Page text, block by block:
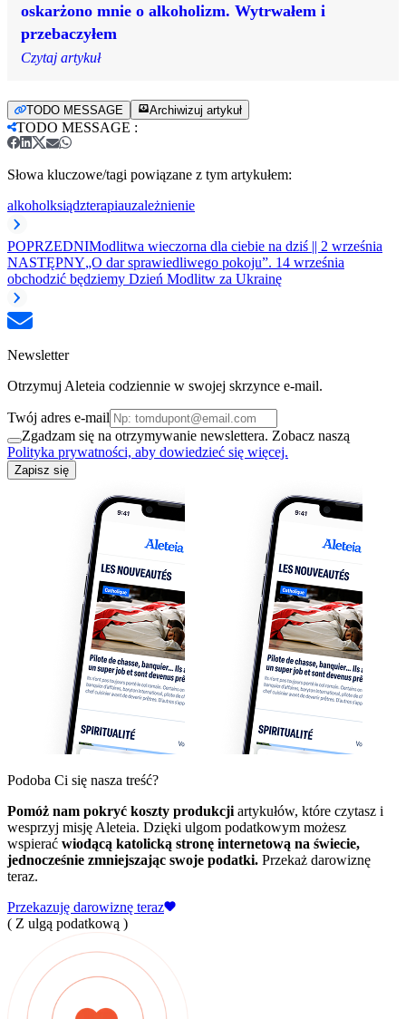
oskarżono mnie o alkoholizm. Wytrwałem i
przebaczyłem
Czytaj artykuł
TODO MESSAGE Archiwizuj artykuł
TODO MESSAGE :
Słowa kluczowe/tagi powiązane z tym artykułem:
alkoholksiądzterapiauzależnienie
POPRZEDNIModlitwa wieczorna dla ciebie na dziś || 2 września
NASTĘPNY„O dar sprawiedliwego pokoju”. 14 września
obchodzić będziemy Dzień Modlitw za Ukrainę
Newsletter
Otrzymuj Aleteia codziennie w swojej skrzynce e-mail.
Twój adres e-mail
Zgadzam się na otrzymywanie newslettera. Zobacz naszą
Polityka prywatności, aby dowiedzieć się więcej.
Zapisz się
Podoba Ci się nasza treść?
Pomóż nam pokryć koszty produkcji artykułów, które czytasz i
wesprzyj misję Aleteia. Dzięki ulgom podatkowym możesz
wspierać wiodącą katolicką stronę internetową na świecie,
jednocześnie zmniejszając swoje podatki. Przekaż darowiznę
teraz.
Przekazuję darowiznę teraz
( Z ulgą podatkową )